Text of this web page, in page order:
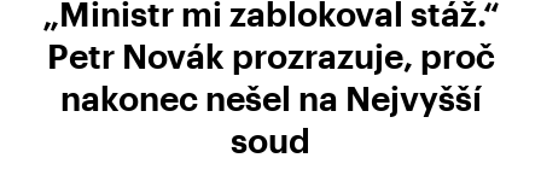
„Ministr mi zablokoval stáž.“
Petr Novák prozrazuje, proč
nakonec nešel na Nejvyšší
soud